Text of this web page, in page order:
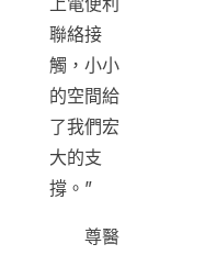
聯絡接
觸，小小
的空間給
了我們宏
大的支
撐。”
尊醫